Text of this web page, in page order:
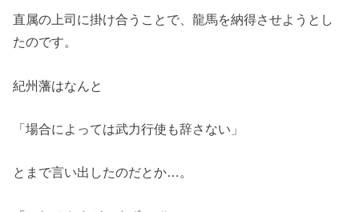
直属の上司に掛け合うことで、龍馬を納得させようとし
たのです。
紀州藩はなんと
「場合によっては武力行使も辞さない」
とまで言い出したのだとか…。